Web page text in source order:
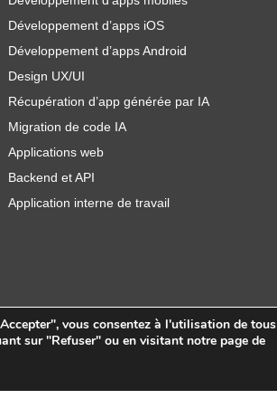
Développement d’apps iOS
Développement d’apps Android
Design UX/UI
Récupération d’app générée par IA
Migration de code IA
Applications web
Backend et API
Application interne de travail
vous consentez à l'utilisation de tous
sur "Refuser" ou en visitant notre page de